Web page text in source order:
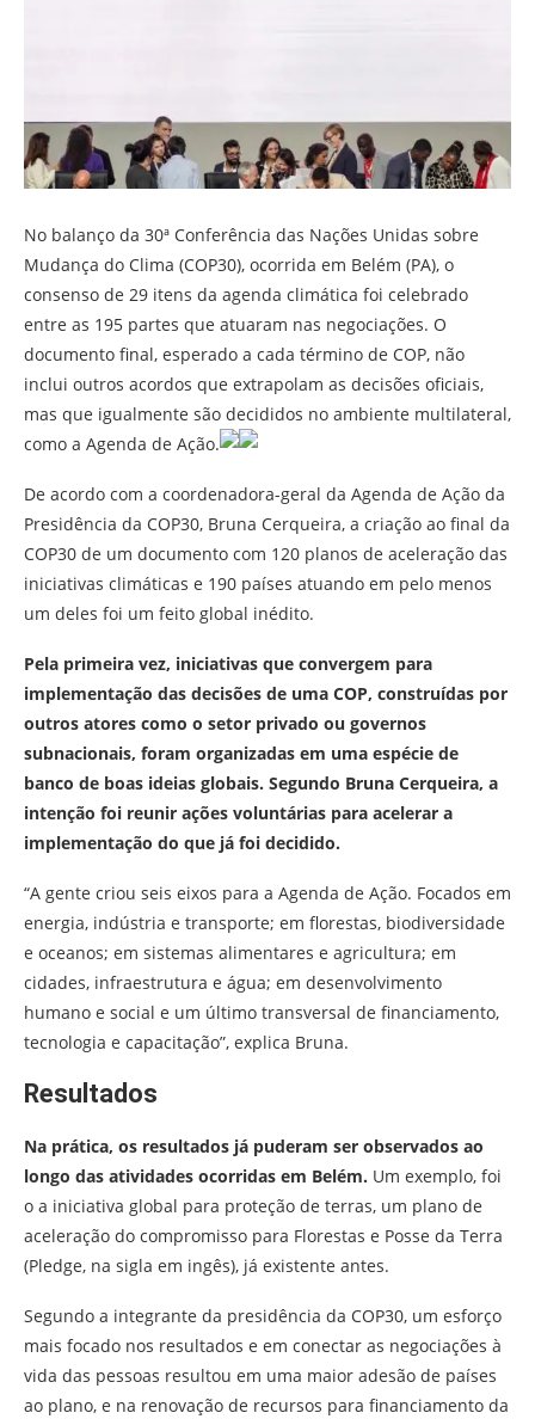
No balanço da 30ª Conferência das Nações Unidas sobre
Mudança do Clima (COP30), ocorrida em Belém (PA), o
consenso de 29 itens da agenda climática foi celebrado
entre as 195 partes que atuaram nas negociações. O
documento final, esperado a cada término de COP, não
inclui outros acordos que extrapolam as decisões oficiais,
mas que igualmente são decididos no ambiente multilateral,
como a Agenda de Ação.
De acordo com a coordenadora-geral da Agenda de Ação da
Presidência da COP30, Bruna Cerqueira, a criação ao final da
COP30 de um documento com 120 planos de aceleração das
iniciativas climáticas e 190 países atuando em pelo menos
um deles foi um feito global inédito.
Pela primeira vez, iniciativas que convergem para
implementação das decisões de uma COP, construídas por
outros atores como o setor privado ou governos
subnacionais, foram organizadas em uma espécie de
banco de boas ideias globais. Segundo Bruna Cerqueira, a
intenção foi reunir ações voluntárias para acelerar a
implementação do que já foi decidido.
“A gente criou seis eixos para a Agenda de Ação. Focados em
energia, indústria e transporte; em florestas, biodiversidade
e oceanos; em sistemas alimentares e agricultura; em
cidades, infraestrutura e água; em desenvolvimento
humano e social e um último transversal de financiamento,
tecnologia e capacitação”, explica Bruna.
Resultados
Na prática, os resultados já puderam ser observados ao
longo das atividades ocorridas em Belém. Um exemplo, foi
o a iniciativa global para proteção de terras, um plano de
aceleração do compromisso para Florestas e Posse da Terra
(Pledge, na sigla em ingês), já existente antes.
Segundo a integrante da presidência da COP30, um esforço
mais focado nos resultados e em conectar as negociações à
vida das pessoas resultou em uma maior adesão de países
ao plano, e na renovação de recursos para financiamento da